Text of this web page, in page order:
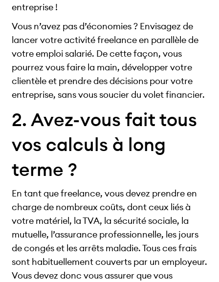
entreprise !
Vous n’avez pas d’économies ? Envisagez de
lancer votre activité freelance en parallèle de
votre emploi salarié. De cette façon, vous
pourrez vous faire la main, développer votre
clientèle et prendre des décisions pour votre
entreprise, sans vous soucier du volet financier.
2. Avez-vous fait tous
vos calculs à long
terme ?
En tant que freelance, vous devez prendre en
charge de nombreux coûts, dont ceux liés à
votre matériel, la TVA, la sécurité sociale, la
mutuelle, l’assurance professionnelle, les jours
de congés et les arrêts maladie. Tous ces frais
sont habituellement couverts par un employeur.
Vous devez donc vous assurer que vous